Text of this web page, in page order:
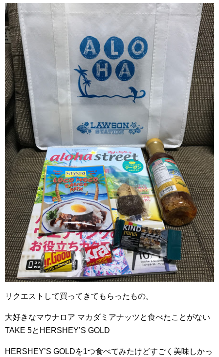
リクエストして買ってきてもらったもの。
大好きなマウナロア マカダミアナッツと食べたことがない
TAKE 5とHERSHEY’S GOLD
HERSHEY’S GOLDを1つ食べてみたけどすごく美味しかっ